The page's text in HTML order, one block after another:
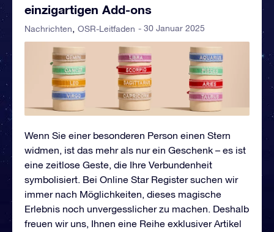
einzigartigen Add-ons
Nachrichten OSR-Leitfaden - 30 Januar 2025
Wenn Sie einer besonderen Person einen Stern
widmen, ist das mehr als nur ein Geschenk – es ist
eine zeitlose Geste, die Ihre Verbundenheit
symbolisiert. Bei Online Star Register suchen wir
immer nach Möglichkeiten, dieses magische
Erlebnis noch unvergesslicher zu machen. Deshalb
freuen wir uns, Ihnen eine Reihe exklusiver Artikel